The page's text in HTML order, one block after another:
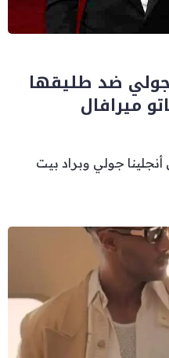
جولي ضد طليقها
ميرافال
أنجلينا جولي وبراد بيت